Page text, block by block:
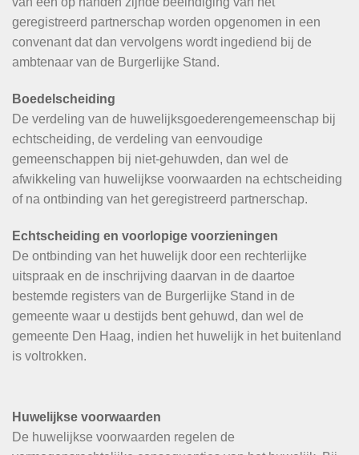
geregistreerd partnerschap worden opgenomen in een
convenant dat dan vervolgens wordt ingediend bij de
ambtenaar van de Burgerlijke Stand.
Boedelscheiding
De verdeling van de huwelijksgoederengemeenschap bij
echtscheiding, de verdeling van eenvoudige
gemeenschappen bij niet-gehuwden, dan wel de
afwikkeling van huwelijkse voorwaarden na echtscheiding
of na ontbinding van het geregistreerd partnerschap.
Echtscheiding en voorlopige voorzieningen
De ontbinding van het huwelijk door een rechterlijke
uitspraak en de inschrijving daarvan in de daartoe
bestemde registers van de Burgerlijke Stand in de
gemeente waar u destijds bent gehuwd, dan wel de
gemeente Den Haag, indien het huwelijk in het buitenland
is voltrokken.
Huwelijkse voorwaarden
De huwelijkse voorwaarden regelen de